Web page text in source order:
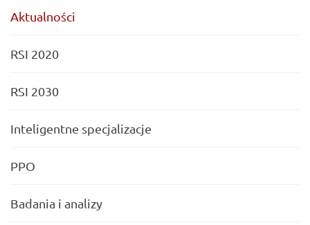
Aktualności
RSI 2020
RSI 2030
Inteligentne specjalizacje
PPO
Badania i analizy